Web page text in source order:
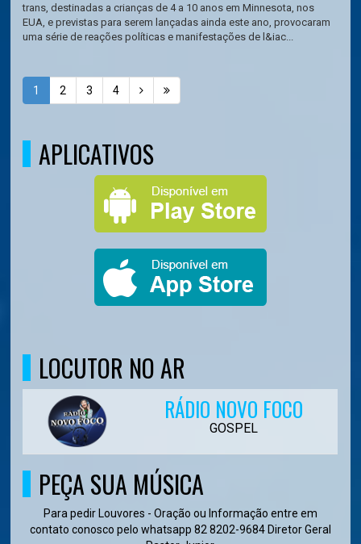
trans, destinadas a crianças de 4 a 10 anos em Minnesota, nos
EUA, e previstas para serem lançadas ainda este ano, provocaram
uma série de reações políticas e manifestações de l&iac...
1 2 3 4
APLICATIVOS
LOCUTOR NO AR
RÁDIO NOVO FOCO
GOSPEL
PEÇA SUA MÚSICA
Para pedir Louvores - Oração ou Informação entre em
contato conosco pelo whatsapp 82 8202-9684 Diretor Geral